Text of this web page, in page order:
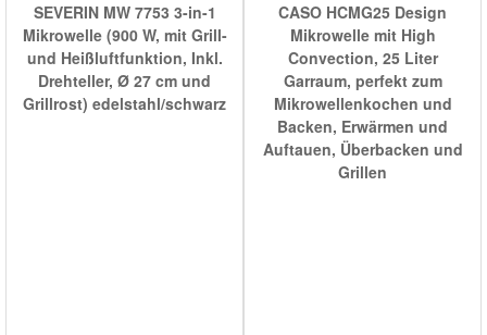
SEVERIN MW 7753 3-in-1
Mikrowelle (900 W, mit Grill-
und Heißluftfunktion, Inkl.
Drehteller, Ø 27 cm und
Grillrost) edelstahl/schwarz
CASO HCMG25 Design
Mikrowelle mit High
Convection, 25 Liter
Garraum, perfekt zum
Mikrowellenkochen und
Backen, Erwärmen und
Auftauen, Überbacken und
Grillen